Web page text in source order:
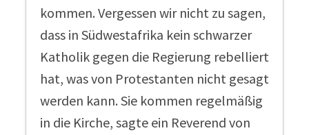
kommen. Vergessen wir nicht zu sagen,
dass in Südwestafrika kein schwarzer
Katholik gegen die Regierung rebelliert
hat, was von Protestanten nicht gesagt
werden kann. Sie kommen regelmäßig
in die Kirche, sagte ein Reverend von